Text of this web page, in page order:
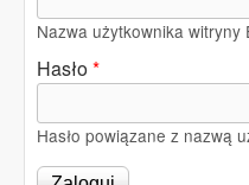
Nazwa użytkownika witryny
Hasło*
Hasło powiązane z nazwą